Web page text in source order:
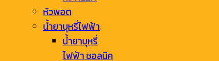
หัวพอต
น้ำยาบุหรี่ไฟฟ้า
น้ำยาบุหรี่
ไฟฟ้า ซอลนิค